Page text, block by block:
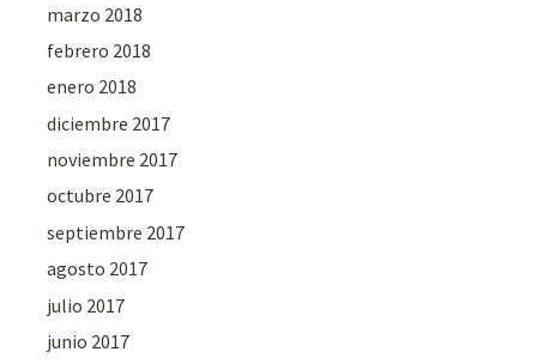
marzo 2018
febrero 2018
enero 2018
diciembre 2017
noviembre 2017
octubre 2017
septiembre 2017
agosto 2017
julio 2017
junio 2017